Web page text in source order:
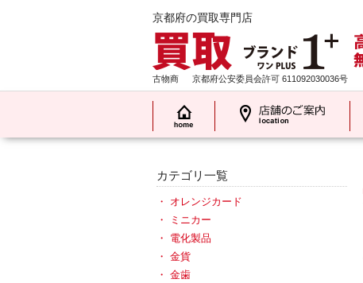
京都府の買取専門店
古物商 京都府公安委員会許可 611092030036号
カテゴリ一覧
オレンジカード
ミニカー
電化製品
金貨
金歯